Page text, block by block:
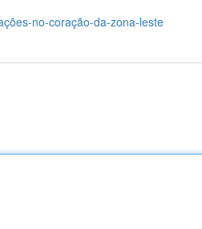
no-coração-da-zona-leste